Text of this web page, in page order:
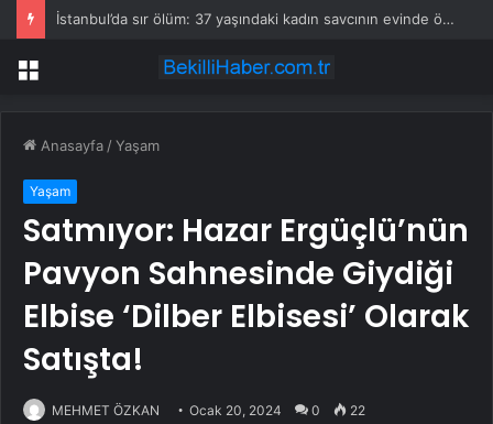
İstanbul’da sır ölüm: 37 yaşındaki kadın savcının evinde ölü bulundu!
Menü
Anasayfa /Yaşam
Yaşam
Satmıyor: Hazar Ergüçlü’nün
Pavyon Sahnesinde Giydiği
Elbise ‘Dilber Elbisesi’ Olarak
Satışta!
MEHMET ÖZKAN Ocak 20, 2024 0 22